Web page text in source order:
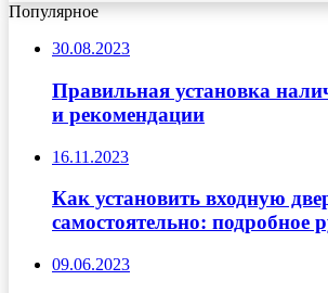
Популярное
30.08.2023
Правильная установка
и рекомендации
16.11.2023
Как установить входную
самостоятельно: подробное
09.06.2023